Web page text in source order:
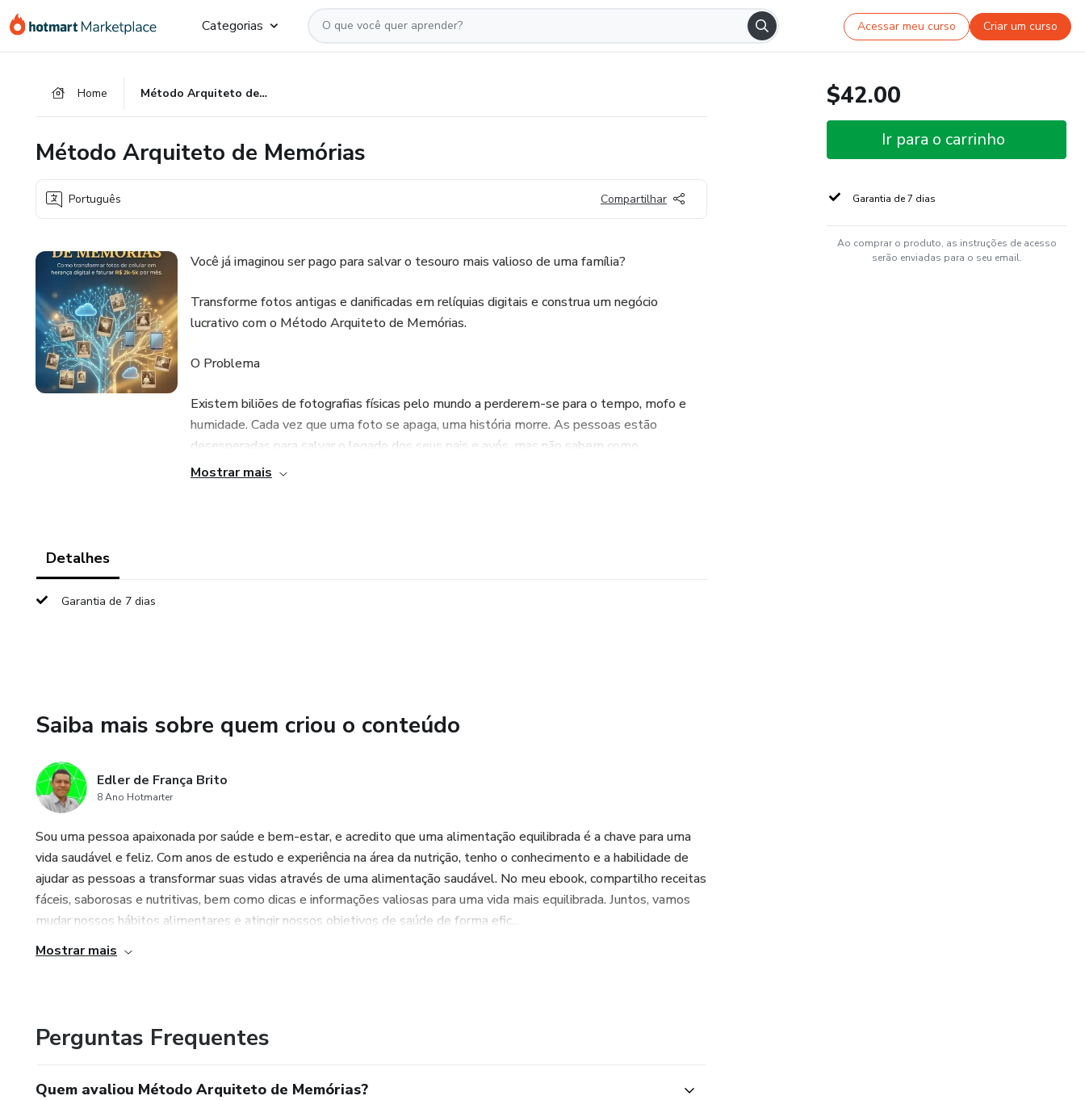
para
para
para
Categorias Acessar meu curso Criar um curso
Home Método Arquiteto de Memórias
Método Arquiteto de Memórias
Português Compartilhar
Você já imaginou ser pago para salvar o tesouro mais valioso de uma família?
Transforme fotos antigas e danificadas em relíquias digitais e construa um negócio
lucrativo com o Método Arquiteto de Memórias.
O Problema
Existem biliões de fotografias físicas pelo mundo a perderem-se para o tempo, mofo e
humidade. Cada vez que uma foto se apaga, uma história morre. As pessoas estão
desesperadas para salvar o legado dos seus pais e avós, mas não sabem como.
Arqueologia Digital: O passo a passo para fazer o inventário e diagnosticar o estado de
conservação de qualquer acervo.
O Business do Legado: Como precificar (ganhando o que o seu tempo vale) e como escalar
Plano de Guerra de 30 Dias: Um cronograma prático para ter o seu primeiro cliente
remunerado em apenas um mês.
Bónus Exclusivo: Modelos de contratos, planilhas de controlo e scripts de vendas prontos
a usar.
Para entusiastas de genealogia e história.
Mostrar mais
Detalhes
Garantia de 7 dias
Saiba mais sobre quem criou o conteúdo
Edler de França Brito
8 Ano Hotmarter
Sou uma pessoa apaixonada por saúde e bem-estar, e acredito que uma alimentação equilibrada é a chave para uma
vida saudável e feliz. Com anos de estudo e experiência na área da nutrição, tenho o conhecimento e a habilidade de
ajudar as pessoas a transformar suas vidas através de uma alimentação saudável. No meu ebook, compartilho receitas
fáceis, saborosas e nutritivas, bem como dicas e informações valiosas para uma vida mais equilibrada. Juntos, vamos
mudar nossos hábitos alimentares e atingir nossos objetivos de saúde de forma efic...
Mostrar mais
Perguntas Frequentes
Quem avaliou Método Arquiteto de Memórias?
$42.00
Ir para o carrinho
Garantia de 7 dias
Ao comprar o produto, as instruções de acesso
serão enviadas para o seu email.